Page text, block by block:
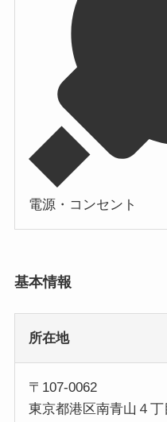
電源・コンセント
基本情報
所在地
〒107-0062
東京都港区南青山４